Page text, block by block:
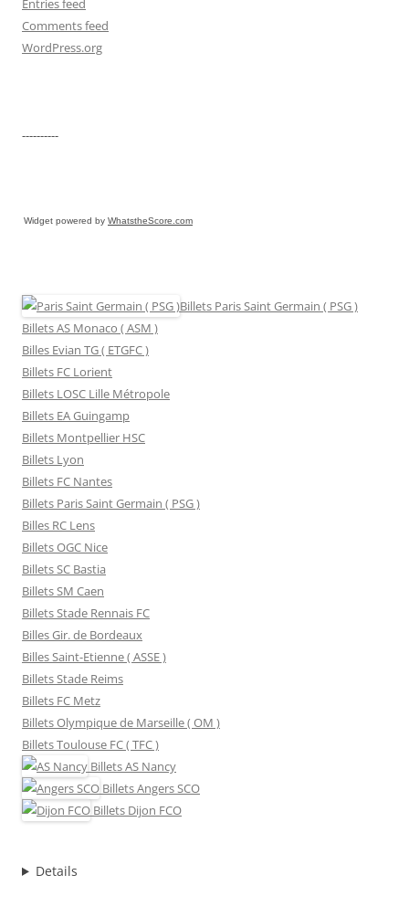
Entries feed
Comments feed
WordPress.org
----------
Widget powered by WhatstheScore.com
Billets Paris Saint Germain ( PSG )
Billets AS Monaco ( ASM )
Billes Evian TG ( ETGFC )
Billets FC Lorient
Billets LOSC Lille Métropole
Billets EA Guingamp
Billets Montpellier HSC
Billets Lyon
Billets FC Nantes
Billets Paris Saint Germain ( PSG )
Billes RC Lens
Billets OGC Nice
Billets SC Bastia
Billets SM Caen
Billets Stade Rennais FC
Billes Gir. de Bordeaux
Billes Saint-Etienne ( ASSE )
Billets Stade Reims
Billets FC Metz
Billets Olympique de Marseille ( OM )
Billets Toulouse FC ( TFC )
BilletsAS Nancy
BilletsAngers SCO
Billets Dijon FCO
Details